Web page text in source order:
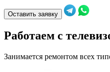
Оставить заявку
Работаем с
Занимается ремонтом всех